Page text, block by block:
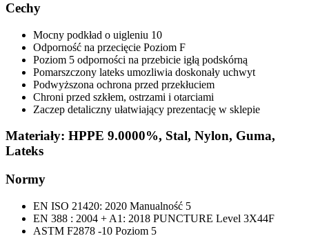
Cechy
Mocny podkład o uigleniu 10
Odporność na przecięcie Poziom F
Poziom 5 odporności na przebicie igłą podskórną
Pomarszczony lateks umozliwia doskonały uchwyt
Podwyższona ochrona przed przekłuciem
Chroni przed szkłem, ostrzami i otarciami
Zaczep detaliczny ułatwiający prezentację w sklepie
Materiały: HPPE 9.0000%, Stal, Nylon, Guma,
Lateks
Normy
EN ISO 21420: 2020 Manualność 5
EN 388 : 2004 + A1: 2018 PUNCTURE Level 3X44F
ASTM F2878 -10 Poziom 5